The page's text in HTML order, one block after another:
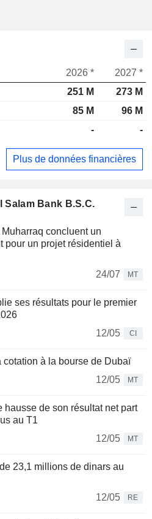
Salam Bank B.S.C.
concluent un
pour un projet résidentiel à
24/07
MT
ses résultats pour le premier
12/05
CI
à la bourse de Dubaï
12/05
MT
de son résultat net part
au T1
12/05
MT
23,1 millions de dinars au
12/05
RE
2026 *
2027 *
251 M
273 M
85 M
96 M
- -
Plus de données financières